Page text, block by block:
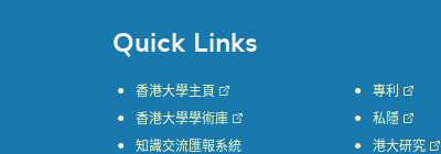
Quick Links
香港大學主頁
香港大學學術庫
知識交流匯報系統
專利
私隱
港大研究